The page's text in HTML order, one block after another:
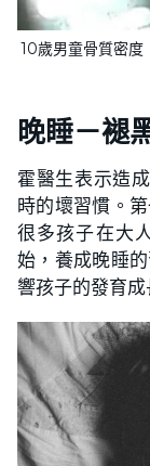
10歲男童骨質密度
晚睡－褪
霍醫生表示造
時的壞習慣。
很多孩子在大
始，養成晚睡
響孩子的發育成